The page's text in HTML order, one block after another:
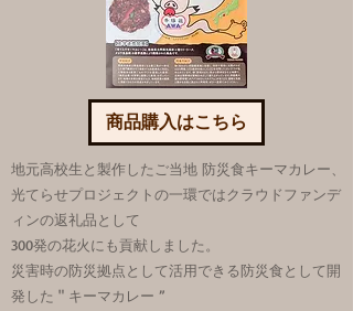
商品購入はこちら
地元高校生と製作したご当地 防災食キーマカレー、
光てらせプロジェクトの一環ではクラウドファンデ
ィンの返礼品として
300発の花火にも貢献しました。
災害時の防災拠点として活用できる防災食として開
発した " キーマカレー ”